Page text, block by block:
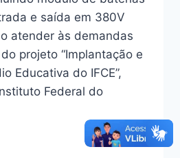
e saída em 380V
atender às demandas
projeto “Implantação e
Educativa do IFCE”,
Federal do